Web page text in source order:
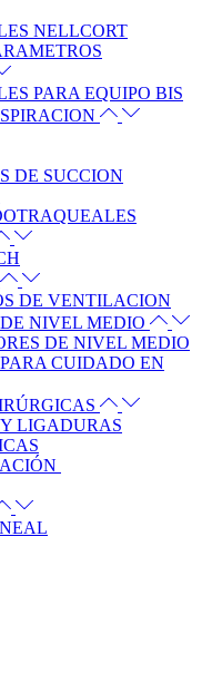
NELLCORT
PARA EQUIPO BIS
DE SUCCION
DE VENTILACION
NIVEL MEDIO
DE NIVEL MEDIO
CUIDADO EN
LIGADURAS